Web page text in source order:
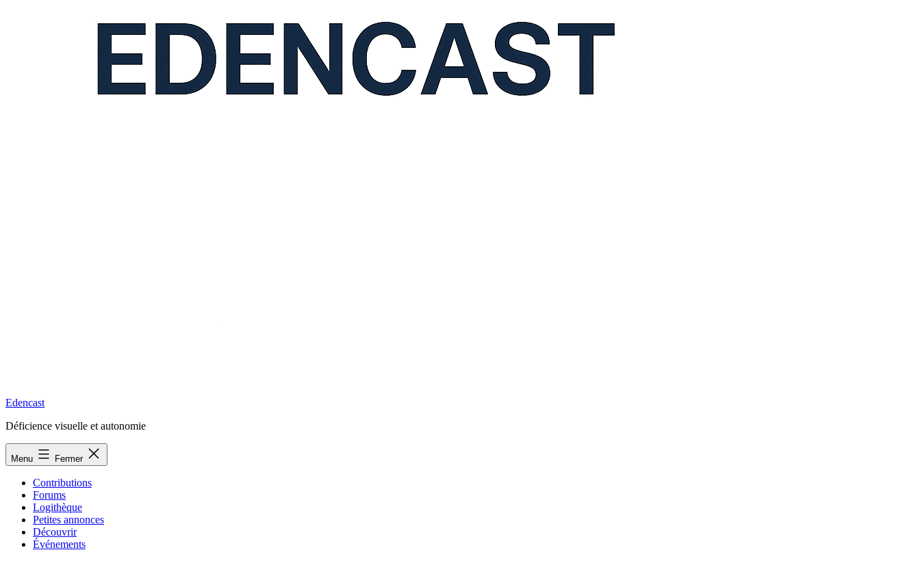
Edencast
Déficience visuelle et autonomie
Menu Fermer
Contributions
Forums
Logithèque
Petites annonces
Découvrir
Événements